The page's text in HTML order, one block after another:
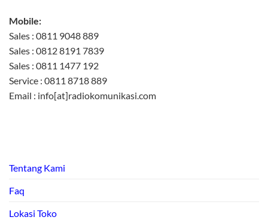
Mobile:
Sales : 0811 9048 889
Sales : 0812 8191 7839
Sales : 0811 1477 192
Service : 0811 8718 889
Email : info[at]radiokomunikasi.com
Tentang Kami
Faq
Lokasi Toko